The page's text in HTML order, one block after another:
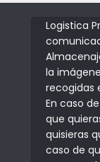
Logistica
la
recogidas
En caso
que
quisieras
caso de